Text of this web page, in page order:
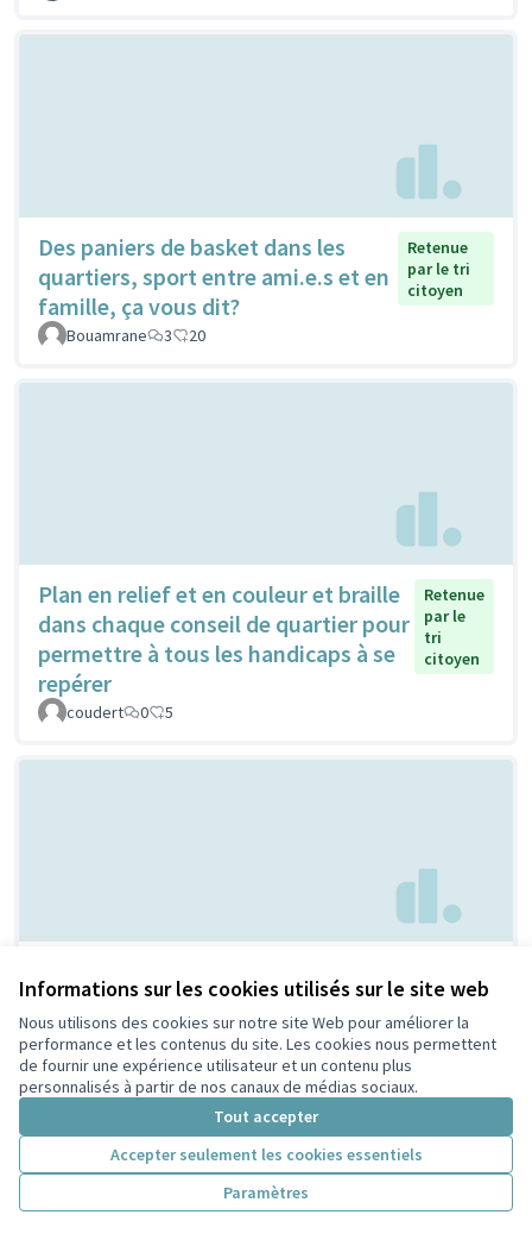
Informations sur les cookies utilisés sur le site web
Nous utilisons des cookies sur notre site Web pour améliorer la
performance et les contenus du site. Les cookies nous permettent
de fournir une expérience utilisateur et un contenu plus
personnalisés à partir de nos canaux de médias sociaux.
Tout accepter
Accepter seulement les cookies essentiels
Paramètres
Des paniers de basket dans les
quartiers, sport entre ami.e.s et en
famille, ça vous dit?
Retenue
par le tri
citoyen
Bouamrane 3 20
Plan en relief et en couleur et braille
dans chaque conseil de quartier pour
permettre à tous les handicaps à se
repérer
Retenue
par le
tri
citoyen
coudert 0 5
Villeurbanne
citoyen
Febpecker
9 9